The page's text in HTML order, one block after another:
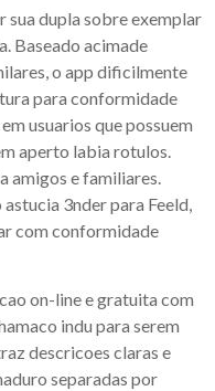
sua dupla sobre exemplar
Baseado acimade
o app dificilmente
para conformidade
usuarios que possuem
aperto labia rotulos.
amigos e familiares.
3nder para Feeld,
com conformidade
on-line e gratuita com
indu para serem
descricoes claras e
separadas por